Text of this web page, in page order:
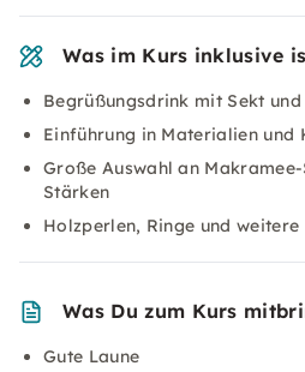
Was im Kurs inklusive
Begrüßungsdrink mit Sekt
Einführung in Materialien und
Große Auswahl an
Stärken
Holzperlen, Ringe und
Was Du zum Kurs
Gute Laune